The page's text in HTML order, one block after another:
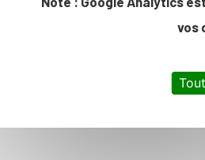
vos